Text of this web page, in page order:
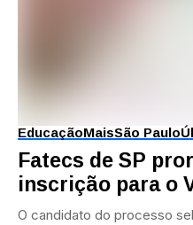
EducaçãoMaisSão Paulo
Fatecs de SP
inscrição para o
O candidato do processo